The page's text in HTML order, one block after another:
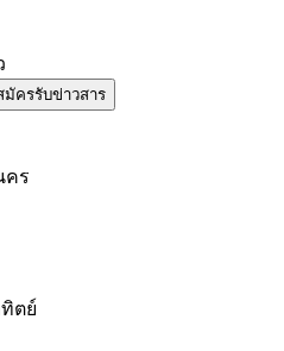
มัครรับข่าวสาร
คร
ตย์